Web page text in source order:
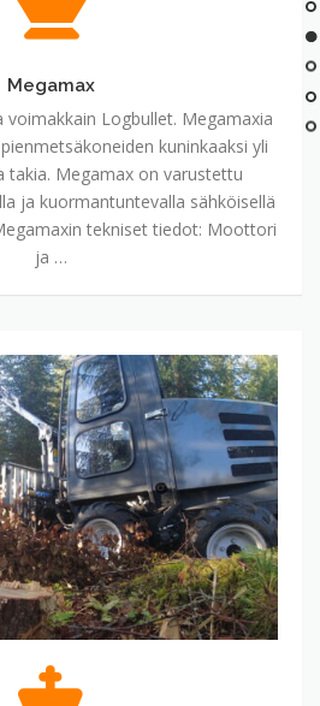
Megamax
Logbullet. Megamaxia
kuninkaaksi yli
takia. Megamax on varustettu
ja kuormantuntevalla sähköisellä
tekniset tiedot: Moottori
ja …